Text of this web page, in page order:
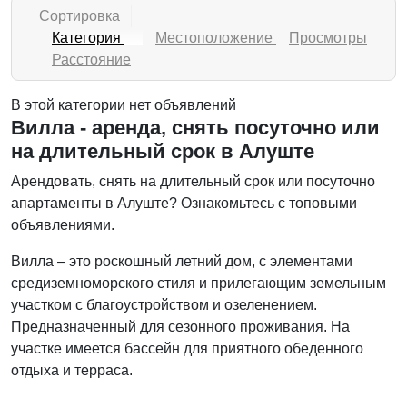
Сортировка
Категория
Местоположение
Просмотры
Расстояние
В этой категории нет объявлений
Вилла - аренда, снять посуточно или
на длительный срок в Алуште
Арендовать, снять на длительный срок или посуточно
апартаменты в Алуште? Ознакомьтесь с топовыми
объявлениями.
Вилла – это роскошный летний дом, с элементами
средиземноморского стиля и прилегающим земельным
участком с благоустройством и озеленением.
Предназначенный для сезонного проживания. На
участке имеется бассейн для приятного обеденного
отдыха и терраса.